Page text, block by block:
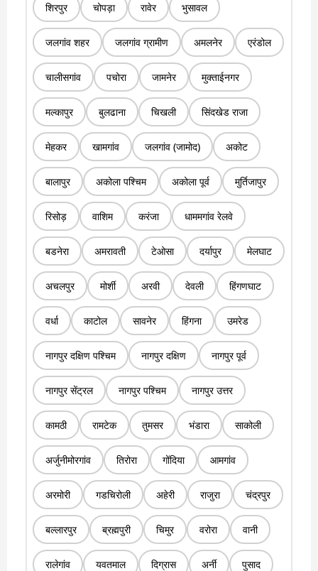
शिरपुर चोपड़ा रावेर भुसावल
जलगांव शहर जलगांव ग्रामीण अमलनेर एरंडोल
चालीसगांव पचोरा जामनेर मुक्ताईनगर
मल्कापुर बुलढाना चिखली सिंदखेड राजा
मेहकर खामगांव जलगांव (जामोद) अकोट
बालापुर अकोला पश्चिम अकोला पूर्व मुर्तिजापुर
रिसोड़ वाशिम करंजा धाममगांव रेलवे
बडनेरा अमरावती टेओसा दर्यापुर मेलघाट
अचलपुर मोर्शी अरवी देवली हिंगणघाट
वर्धा काटोल सावनेर हिंगना उमरेड
नागपुर दक्षिण पश्चिम नागपुर दक्षिण नागपुर पूर्व
नागपुर सेंट्रल नागपुर पश्चिम नागपुर उत्तर
कामठी रामटेक तुमसर भंडारा साकोली
अर्जुनीमोरगांव तिरोरा गोंदिया आमगांव
अरमोरी गडचिरोली अहेरी राजुरा चंद्रपुर
बल्लारपुर ब्रह्मपुरी चिमुर वरोरा वानी
रालेगांव यवतमाल दिग्रास अर्नी पुसाद